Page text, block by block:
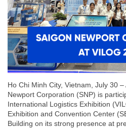
Ho Chi Minh City, Vietnam, July 30
Newport Corporation (SNP) is
International Logistics Exhibition
Exhibition and Convention Center
Building on its strong presence at